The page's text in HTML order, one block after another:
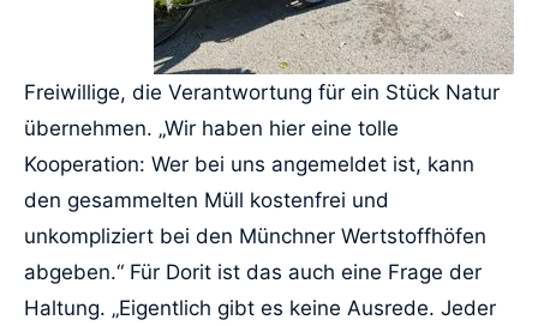
Freiwillige, die Verantwortung für ein Stück Natur
übernehmen. „Wir haben hier eine tolle
Kooperation: Wer bei uns angemeldet ist, kann
den gesammelten Müll kostenfrei und
unkompliziert bei den Münchner Wertstoffhöfen
abgeben.“ Für Dorit ist das auch eine Frage der
Haltung. „Eigentlich gibt es keine Ausrede. Jeder